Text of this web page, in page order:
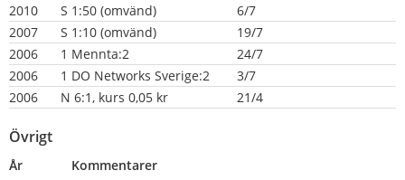
2010
S 1:50 (omvänd)
6/7
2007
S 1:10 (omvänd)
19/7
2006
1 Mennta:2
24/7
2006
1 DO Networks Sverige:2
3/7
2006
N 6:1, kurs 0,05 kr 21/4
Övrigt
År
Kommentarer